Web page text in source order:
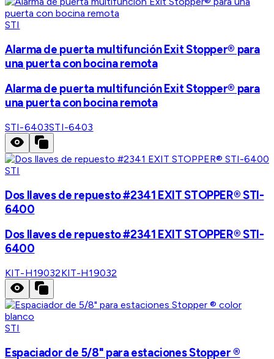
STI
Alarma de puerta multifunción Exit Stopper® para
una puerta con bocina remota
Alarma de puerta multifunción Exit Stopper® para
una puerta con bocina remota
STI-6403STI-6403
STI
Dos llaves de repuesto #2341 EXIT STOPPER® STI-
6400
Dos llaves de repuesto #2341 EXIT STOPPER® STI-
6400
KIT-H19032KIT-H19032
STI
Espaciador de 5/8" para estaciones Stopper ®